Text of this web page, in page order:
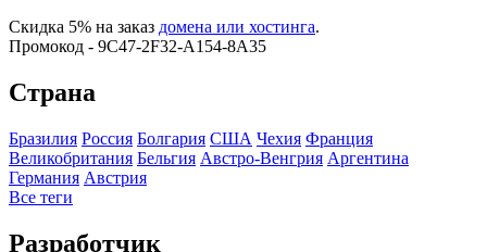
Скидка 5% на заказ домена или хостинга.
Промокод - 9C47-2F32-A154-8A35
Страна
Бразилия Росcия Болгария США Чехия Франция
Великобритания Бельгия Австро-Венгрия Аргентина
Германия Австрия
Все теги
Разработчик